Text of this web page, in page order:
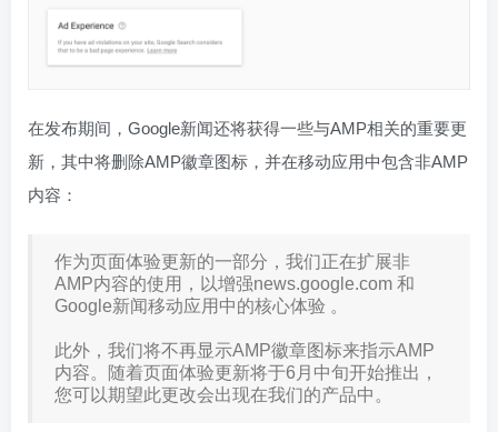
在发布期间，Google新闻还将获得一些与AMP相关的重要更
新，其中将删除AMP徽章图标，并在移动应用中包含非AMP
内容：
作为页面体验更新的一部分，我们正在扩展非
AMP内容的使用，以增强news.google.com 和
Google新闻移动应用中的核心体验 。
此外，我们将不再显示AMP徽章图标来指示AMP
内容。随着页面体验更新将于6月中旬开始推出，
您可以期望此更改会出现在我们的产品中。